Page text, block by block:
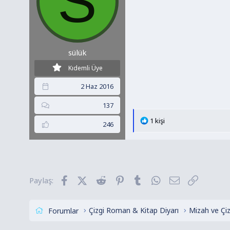
sülük
Kıdemli Üye
2 Haz 2016
137
246
T
e
1 kişi
Paylaş: FacebookX (Twitter)
Reddit PinterestTumblrWhatsApp
E-posta
Forumlar Çizgi Roman & Kitap Diyarı Mizah ve